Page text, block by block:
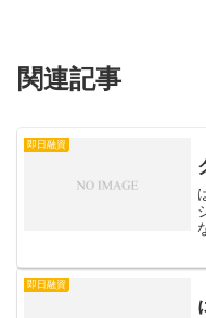
関連記事
即日融資
即日融資